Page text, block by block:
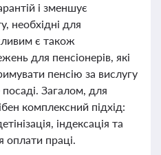
і зменшує
необхідні для
є також
для пенсіонерів, які
пенсію за вислугу
посаді. Загалом, для
комплексний підхід:
індексація та
оплати праці.